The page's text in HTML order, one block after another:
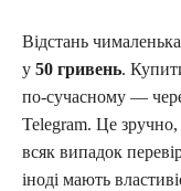
Відстань
у 50 гривень.
по-сучасному —
Telegram. Це зручно,
всяк випадок
іноді мають